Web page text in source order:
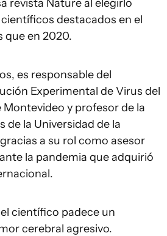
revista Nature al elegirlo
destacados en el
que en 2020.
es responsable del
Experimental de Virus del
y profesor de la
de la Universidad de la
a su rol como asesor
la pandemia que adquirió
científico padece un
cerebral agresivo.